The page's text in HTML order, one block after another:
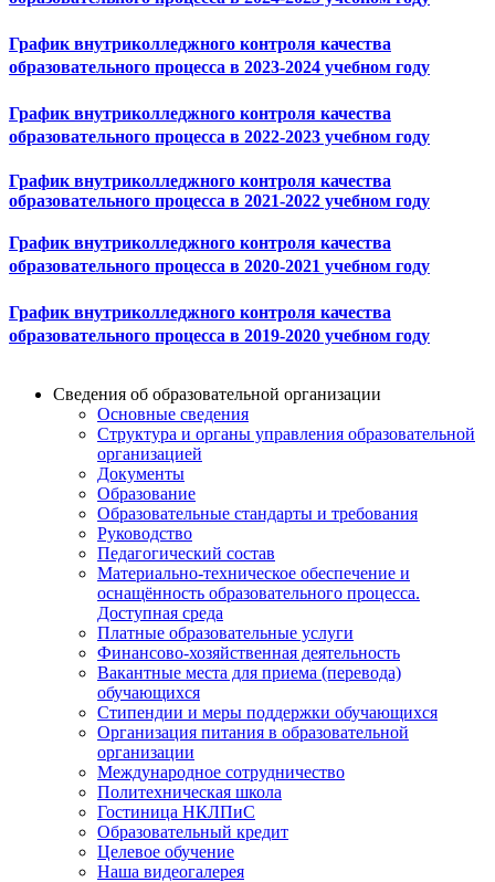
График внутриколледжного контроля качества
образовательного процесса в 2023-2024 учебном году
График внутриколледжного контроля качества
образовательного процесса в 2022-2023 учебном году
График внутриколледжного контроля качества
образовательного процесса в 2021-2022 учебном году
График внутриколледжного контроля качества
образовательного процесса в 2020-2021 учебном году
График внутриколледжного контроля качества
образовательного процесса в 2019-2020 учебном году
Сведения об образовательной организации
Основные сведения
Структура и органы управления образовательной
организацией
Документы
Образование
Образовательные стандарты и требования
Руководство
Педагогический состав
Материально-техническое обеспечение и
оснащённость образовательного процесса.
Доступная среда
Платные образовательные услуги
Финансово-хозяйственная деятельность
Вакантные места для приема (перевода)
обучающихся
Стипендии и меры поддержки обучающихся
Организация питания в образовательной
организации
Международное сотрудничество
Политехническая школа
Гостиница НКЛПиС
Образовательный кредит
Целевое обучение
Наша видеогалерея